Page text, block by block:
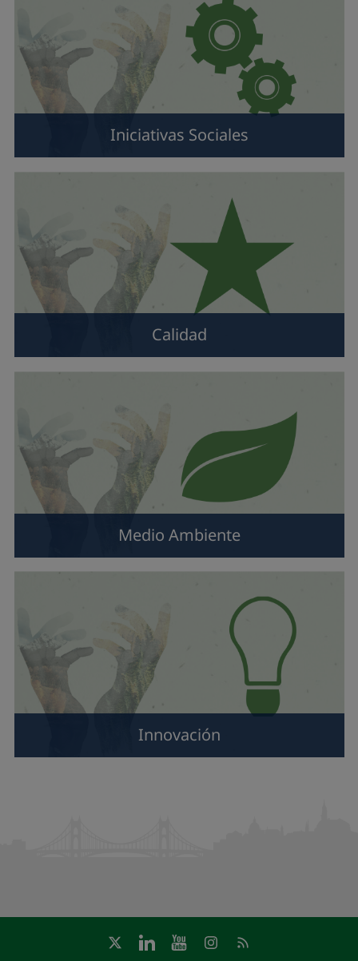
Iniciativas Sociales
Calidad
Medio Ambiente
Innovación